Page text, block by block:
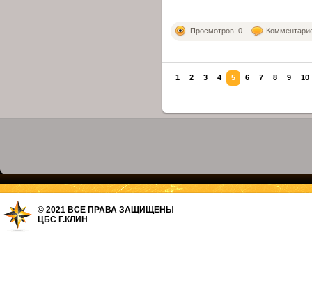
Просмотров: 0
1 2 3 4 5 6 7 8 9 10
© 2021 ВСЕ ПРАВА ЗАЩИЩЕНЫ
ЦБС Г.КЛИН